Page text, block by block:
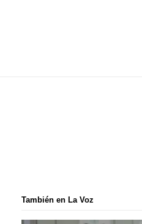
También en La Voz